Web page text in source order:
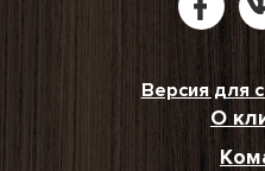
Версия для
О